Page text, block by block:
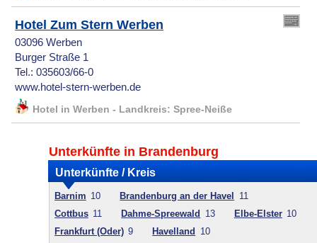
Hotel Zum Stern Werben
03096 Werben
Burger Straße 1
Tel.: 035603/66-0
www.hotel-stern-werben.de
Hotel in Werben - Landkreis: Spree-Neiße
Unterkünfte in Brandenburg
Unterkünfte / Kreis
Barnim 10 Brandenburg an der Havel
11
Cottbus 11 Dahme-Spreewald 13 Elbe-Elster 10
Frankfurt (Oder) 9 Havelland
10